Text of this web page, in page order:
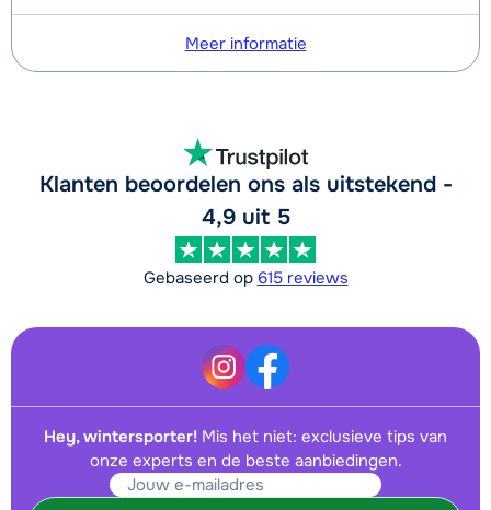
Meer informatie
Klanten beoordelen ons als uitstekend -
4,9 uit 5
Gebaseerd op 615 reviews
Hey, wintersporter! Mis het niet: exclusieve tips van
onze experts en de beste aanbiedingen.